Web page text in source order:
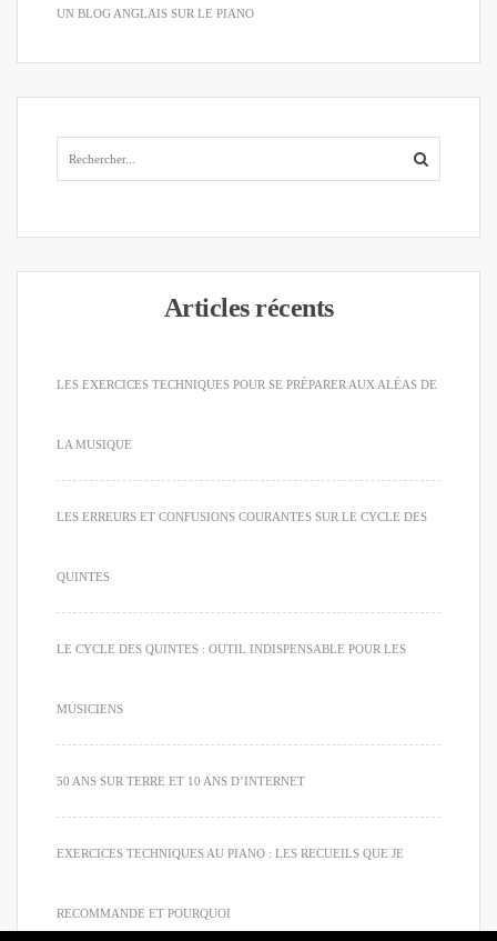
UN BLOG ANGLAIS SUR LE PIANO
Articles récents
LES EXERCICES TECHNIQUES POUR SE PRÉPARER AUX ALÉAS DE
LA MUSIQUE
LES ERREURS ET CONFUSIONS COURANTES SUR LE CYCLE DES
QUINTES
LE CYCLE DES QUINTES : OUTIL INDISPENSABLE POUR LES
MUSICIENS
50 ANS SUR TERRE ET 10 ANS D’INTERNET
EXERCICES TECHNIQUES AU PIANO : LES RECUEILS QUE JE
RECOMMANDE ET POURQUOI